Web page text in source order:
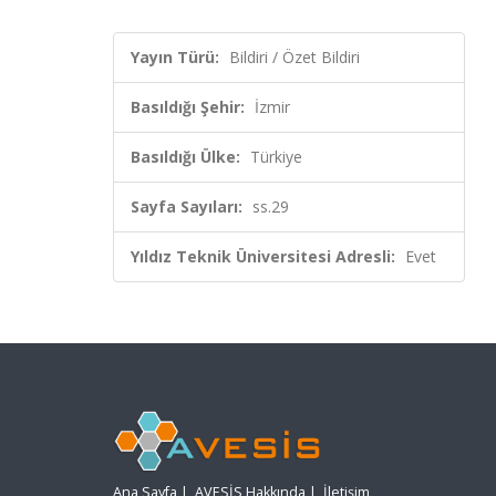
Yayın Türü: Bildiri / Özet Bildiri
Basıldığı Şehir: İzmir
Basıldığı Ülke: Türkiye
Sayfa Sayıları: ss.29
Yıldız Teknik Üniversitesi Adresli: Evet
Ana Sayfa | AVESİS Hakkında | İletişim